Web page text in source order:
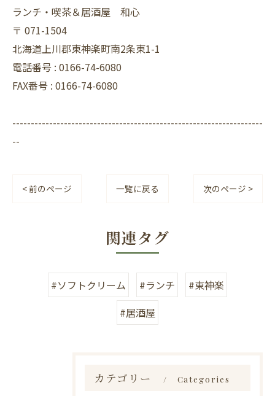
ランチ・喫茶＆居酒屋 和心
〒 071-1504
北海道上川郡東神楽町南2条東1-1
電話番号 : 0166-74-6080
FAX番号 : 0166-74-6080
--------------------------------------------------------------------
--
< 前のページ 一覧に戻る 次のページ >
関連タグ
#ソフトクリーム #ランチ
#東神楽
#居酒屋
カテゴリー Categories